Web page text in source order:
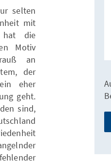
selten
mit
hat die
Motiv
an
der
eher
geht.
sind,